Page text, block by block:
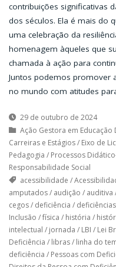
contribuições significativas
dos séculos. Ela é mais do
uma celebração da
homenagem àqueles que
chamada à ação para
Juntos podemos promover
no mundo com atitudes
29 de outubro de 2024
Ação Gestora em Educação
Carreiras e Estágios/ Eixo de
Pedagogia / Processos
Responsabilidade Social
acessibilidade /
amputados/ audição / auditiva
cegos/ deficiência / deficiências
Inclusão /física / história /
intelectual / jornada / LBI / Lei
Deficiência / libras/ linha do
deficiência / Pessoas com